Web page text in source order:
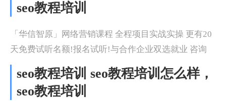
seo教程培训
「华信智原」网络营销课程 全程项目实战实操 更有20
天免费试听名额!报名试听!与合作企业双选就业 咨询
seo教程培训 seo教程培训怎么样，
seo教程培训